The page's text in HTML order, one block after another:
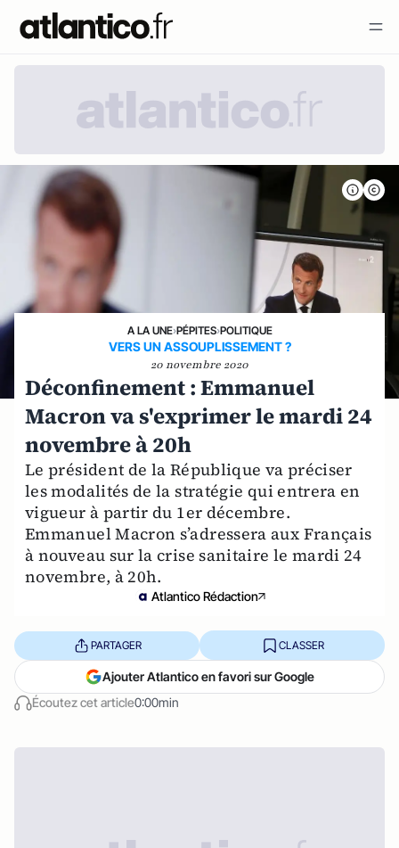
A LA UNE›PÉPITES›POLITIQUE
VERS UN ASSOUPLISSEMENT ?
20 novembre 2020
Déconfinement : Emmanuel
Macron va s'exprimer le mardi 24
novembre à 20h
Le président de la République va préciser
les modalités de la stratégie qui entrera en
vigueur à partir du 1er décembre.
Emmanuel Macron s’adressera aux Français
à nouveau sur la crise sanitaire le mardi 24
novembre, à 20h.
Atlantico Rédaction
Écoutez cet article0:00min
PARTAGER CLASSER
Ajouter Atlantico en favori sur Google